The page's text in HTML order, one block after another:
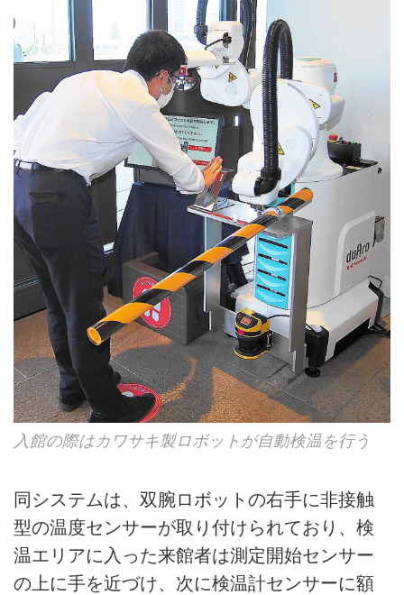
入館の際はカワサキ製ロボットが自動検温を行う
同システムは、双腕ロボットの右手に非接触
型の温度センサーが取り付けられており、検
温エリアに入った来館者は測定開始センサー
の上に手を近づけ、次に検温計センサーに額